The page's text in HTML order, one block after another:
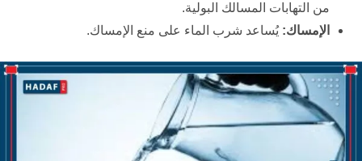
من التهابات المسالك البولية.
الإمساك: يُساعد شرب الماء على منع الإمساك.